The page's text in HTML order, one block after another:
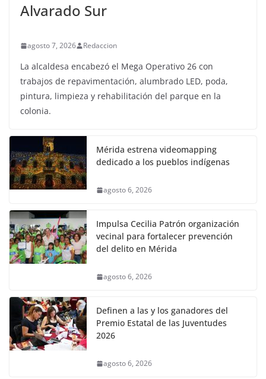
Alvarado Sur
agosto 7, 2026 Redaccion
La alcaldesa encabezó el Mega Operativo 26 con
trabajos de repavimentación, alumbrado LED, poda,
pintura, limpieza y rehabilitación del parque en la
colonia.
Mérida estrena videomapping
dedicado a los pueblos indígenas
agosto 6, 2026
Impulsa Cecilia Patrón organización
vecinal para fortalecer prevención
del delito en Mérida
agosto 6, 2026
Definen a las y los ganadores del
Premio Estatal de las Juventudes
2026
agosto 6, 2026